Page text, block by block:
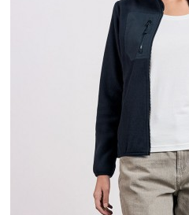
S M